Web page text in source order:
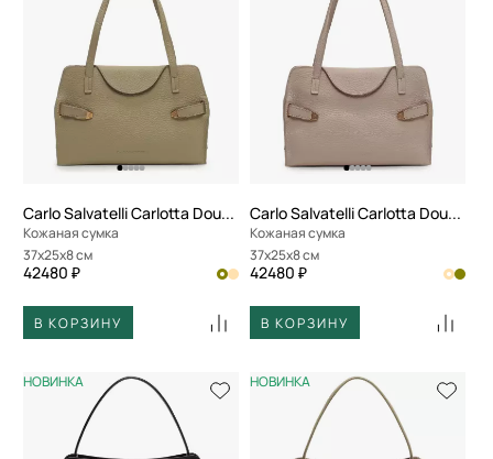
Carlo Salvatelli Carlotta Double
Кожаная сумка
37x25x8 см
42480 ₽
В КОРЗИНУ
Carlo Salvatelli Carlotta Double
Кожаная сумка
37x25x8 см
42480 ₽
В КОРЗИНУ
НОВИНКА НОВИНКА